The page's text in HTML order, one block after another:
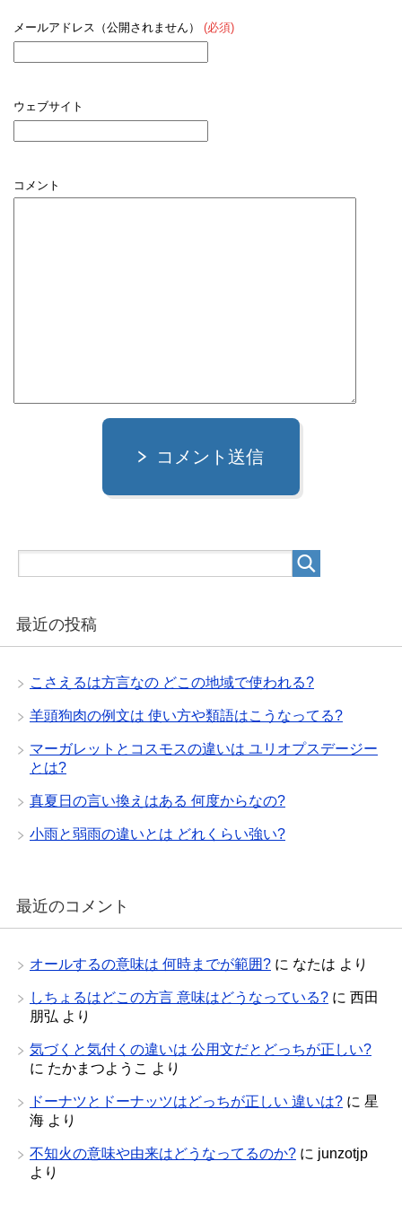
メールアドレス（公開されません） (必須)
ウェブサイト
コメント
コメント送信
最近の投稿
こさえるは方言なの どこの地域で使われる?
羊頭狗肉の例文は 使い方や類語はこうなってる?
マーガレットとコスモスの違いは ユリオプスデージー
とは?
真夏日の言い換えはある 何度からなの?
小雨と弱雨の違いとは どれくらい強い?
最近のコメント
オールするの意味は 何時までが範囲? に なたは より
しちょるはどこの方言 意味はどうなっている? に 西田
朋弘 より
気づくと気付くの違いは 公用文だとどっちが正しい?
に たかまつようこ より
ドーナツとドーナッツはどっちが正しい 違いは? に 星
海 より
不知火の意味や由来はどうなってるのか? に junzotjp
より